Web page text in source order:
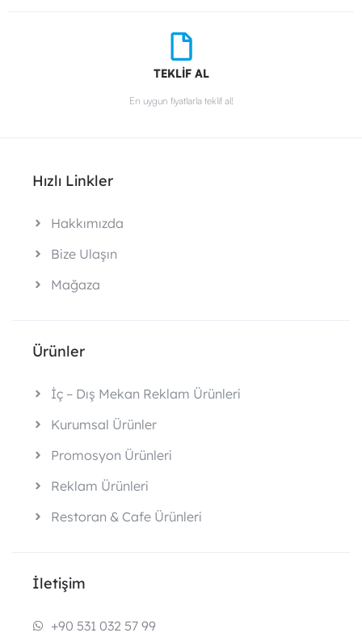
TEKLİF AL
En uygun fiyatlarla teklif al!
Hızlı Linkler
Hakkımızda
Bize Ulaşın
Mağaza
Ürünler
İç – Dış Mekan Reklam Ürünleri
Kurumsal Ürünler
Promosyon Ürünleri
Reklam Ürünleri
Restoran & Cafe Ürünleri
İletişim
+90 531 032 57 99